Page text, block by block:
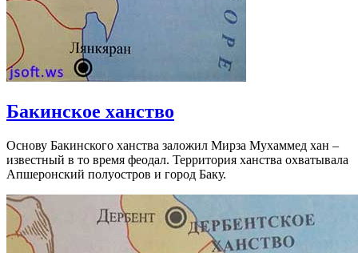
Бакинское ханство
Основу Бакинского ханства заложил Мирза Мухаммед хан –
известный в то время феодал. Территория ханства охватывала
Апшеронский полуостров и город Баку.